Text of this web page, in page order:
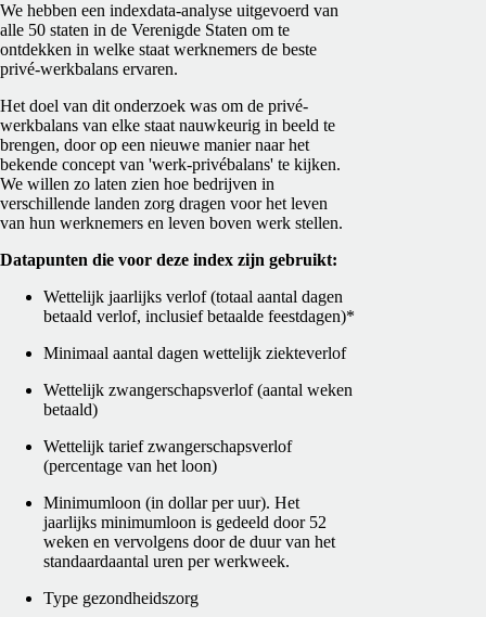
We hebben een indexdata-analyse uitgevoerd van
alle 50 staten in de Verenigde Staten om te
ontdekken in welke staat werknemers de beste
privé-werkbalans ervaren.
Het doel van dit onderzoek was om de privé-
werkbalans van elke staat nauwkeurig in beeld te
brengen, door op een nieuwe manier naar het
bekende concept van 'werk-privébalans' te kijken.
We willen zo laten zien hoe bedrijven in
verschillende landen zorg dragen voor het leven
van hun werknemers en leven boven werk stellen.
Datapunten die voor deze index zijn gebruikt:
Wettelijk jaarlijks verlof (totaal aantal dagen
betaald verlof, inclusief betaalde feestdagen)*
Minimaal aantal dagen wettelijk ziekteverlof
Wettelijk zwangerschapsverlof (aantal weken
betaald)
Wettelijk tarief zwangerschapsverlof
(percentage van het loon)
Minimumloon (in dollar per uur). Het
jaarlijks minimumloon is gedeeld door 52
weken en vervolgens door de duur van het
standaardaantal uren per werkweek.
Type gezondheidszorg